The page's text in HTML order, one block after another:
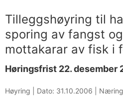
Tilleggshøyring til
sporing av fangst
mottakarar av fisk i
Høringsfrist 22. desember
Høyring | Dato: 31.10.2006